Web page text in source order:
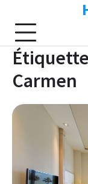
content
Carmen